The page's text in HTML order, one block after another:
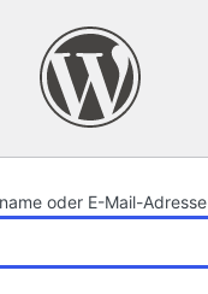
oder E-Mail-Adresse